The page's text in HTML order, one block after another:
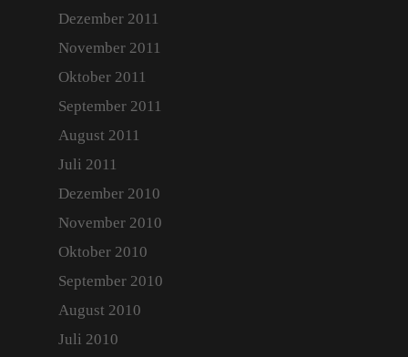
Dezember 2011
November 2011
Oktober 2011
September 2011
August 2011
Juli 2011
Dezember 2010
November 2010
Oktober 2010
September 2010
August 2010
Juli 2010